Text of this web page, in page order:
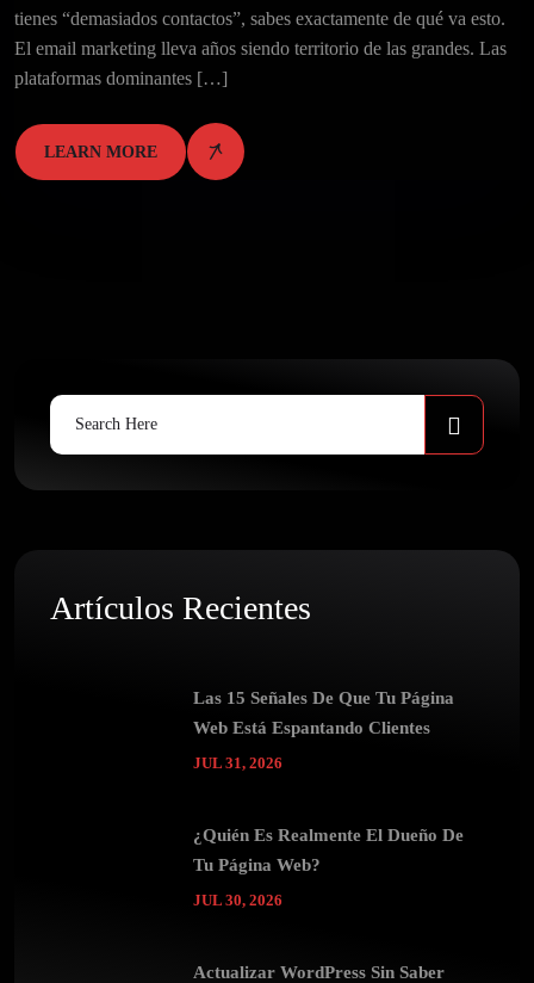
tienes “demasiados contactos”, sabes exactamente de qué va esto.
El email marketing lleva años siendo territorio de las grandes. Las
plataformas dominantes […]
LEARN MORE
Search
for:
Artículos Recientes
Las 15 Señales De Que Tu Página
Web Está Espantando Clientes
JUL 31, 2026
¿Quién Es Realmente El Dueño De
Tu Página Web?
JUL 30, 2026
Actualizar WordPress Sin Saber